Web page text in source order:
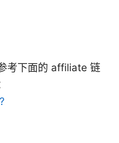
考下面的 affiliate 链